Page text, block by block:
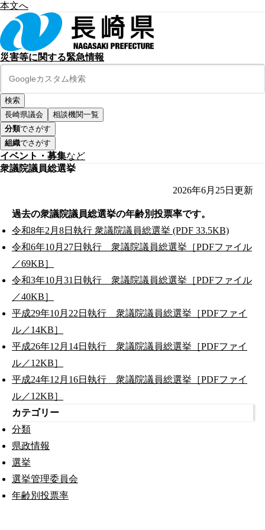
本文へ
災害等に関する緊急情報
長崎県議会
相談機関一覧
分類でさがす
組織でさがす
イベント・募集など
衆議院議員総選挙
2026年6月25日 更新
過去の衆議院議員総選挙の年齢別投票率です。
令和8年2月8日執行 衆議院議員総選挙 (PDF 33.5KB)
令和6年10月27日執行 衆議院議員総選挙［PDFファイル
／69KB］
令和3年10月31日執行 衆議院議員総選挙［PDFファイル
／40KB］
平成29年10月22日執行 衆議院議員総選挙［PDFファイ
ル／14KB］
平成26年12月14日執行 衆議院議員総選挙［PDFファイ
ル／12KB］
平成24年12月16日執行 衆議院議員総選挙［PDFファイ
ル／12KB］
カテゴリー
分類
県政情報
選挙
選挙管理委員会
年齢別投票率